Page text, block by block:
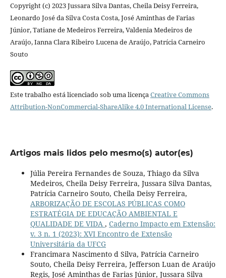
Copyright (c) 2023 Jussara Silva Dantas, Cheila Deisy Ferreira,
Leonardo José da Silva Costa Costa, José Aminthas de Farias
Júnior, Tatiane de Medeiros Ferreira, Valdenia Medeiros de
Araújo, Ianna Clara Ribeiro Lucena de Araújo, Patrícia Carneiro
Souto
Este trabalho está licenciado sob uma licençaCreative Commons
Attribution-NonCommercial-ShareAlike 4.0 International License.
Artigos mais lidos pelo mesmo(s) autor(es)
Júlia Pereira Fernandes de Souza, Thiago da Silva
Medeiros, Cheila Deisy Ferreira, Jussara Silva Dantas,
Patrícia Carneiro Souto, Cheila Deisy Ferreira,
ARBORIZAÇÃO DE ESCOLAS PÚBLICAS COMO
ESTRATÉGIA DE EDUCAÇÃO AMBIENTAL E
QUALIDADE DE VIDA , Caderno Impacto em Extensão:
v. 3 n. 1 (2023): XVI Encontro de Extensão
Universitária da UFCG
Francimara Nascimento d Silva, Patrícia Carneiro
Souto, Cheila Deisy Ferreira, Jefferson Luan de Araújo
Regis, José Aminthas de Farias Júnior, Jussara Silva